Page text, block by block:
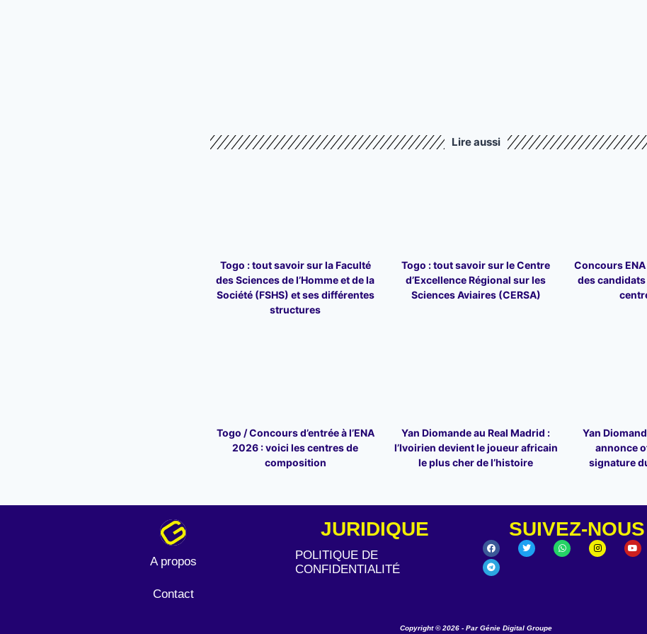
Lire aussi
Togo : tout savoir sur la Faculté
des Sciences de l’Homme et de la
Société (FSHS) et ses différentes
structures
Togo : tout savoir sur le Centre
d’Excellence Régional sur les
Sciences Aviaires (CERSA)
Concours
des
Togo / Concours d’entrée à l’ENA
2026 : voici les centres de
composition
Yan Diomande au Real Madrid :
l’Ivoirien devient le joueur africain
le plus cher de l’histoire
Yan
annonce
signature
A propos
Contact
JURIDIQUE
POLITIQUE DE
CONFIDENTIALITÉ
SUIVEZ-NOUS
Copyright © 2026 - Par Génie Digital Groupe